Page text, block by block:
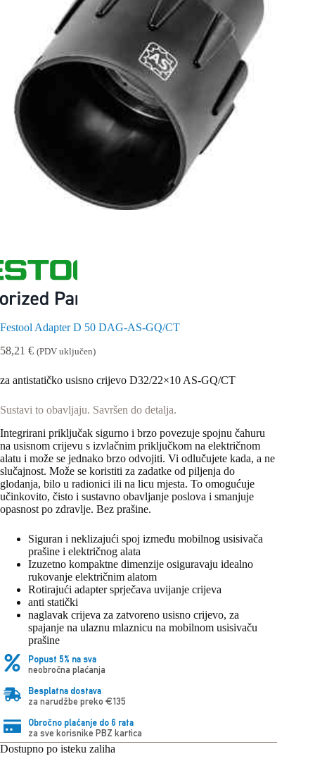
Festool Adapter D 50 DAG-AS-GQ/CT
58,21 € (PDV uključen)
za antistatičko usisno crijevo D32/22×10 AS-GQ/CT
Sustavi to obavljaju. Savršen do detalja.
Integrirani priključak sigurno i brzo povezuje spojnu čahuru
na usisnom crijevu s izvlačnim priključkom na električnom
alatu i može se jednako brzo odvojiti. Vi odlučujete kada, a ne
slučajnost. Može se koristiti za zadatke od piljenja do
glodanja, bilo u radionici ili na licu mjesta. To omogućuje
učinkovito, čisto i sustavno obavljanje poslova i smanjuje
opasnost po zdravlje. Bez prašine.
Siguran i neklizajući spoj između mobilnog usisivača
prašine i električnog alata
Izuzetno kompaktne dimenzije osiguravaju idealno
rukovanje električnim alatom
Rotirajući adapter sprječava uvijanje crijeva
anti statički
naglavak crijeva za zatvoreno usisno crijevo, za
spajanje na ulaznu mlaznicu na mobilnom usisivaču
prašine
Popust 5% na sva
neobročna plaćanja
Besplatna dostava
za narudžbe preko €135
Obročno plaćanje do 6 rata
za sve korisnike PBZ kartica
Dostupno po isteku zaliha